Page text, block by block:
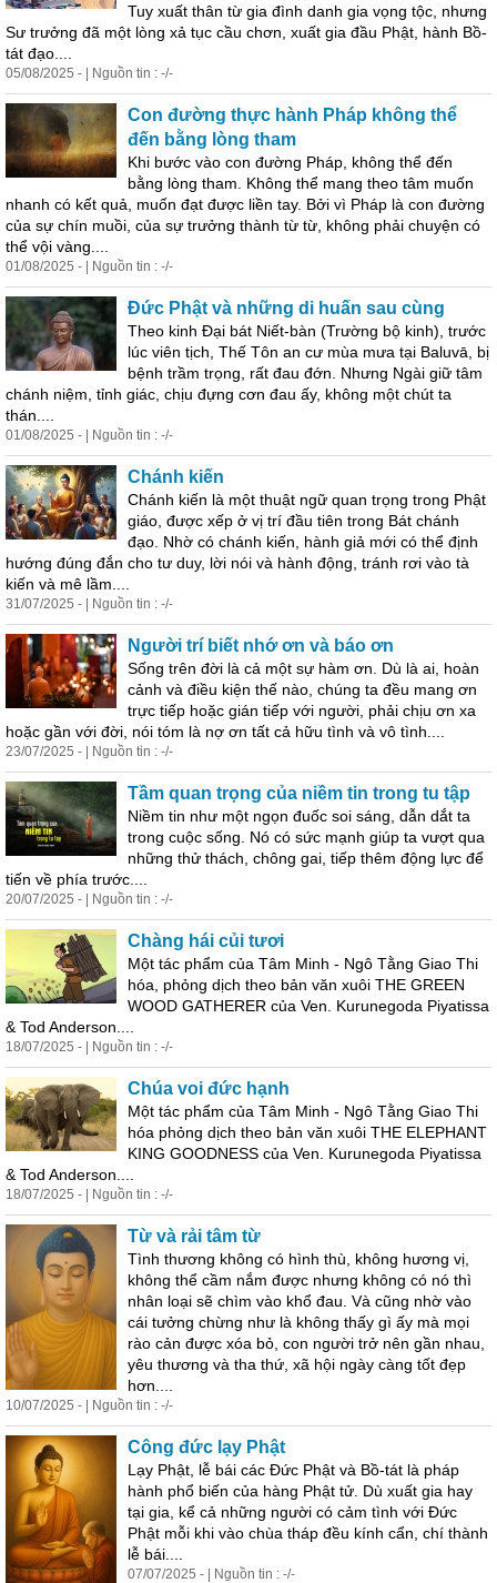
Tuy xuất thân từ gia đình danh gia vọng tộc, nhưng
Sư trưởng đã một lòng xả tục cầu chơn, xuất gia đầu Phật, hành Bồ-
tát đạo....
05/08/2025 - | Nguồn tin : -/-
Con đường thực hành Pháp không thể
đến bằng lòng tham
Khi bước vào con đường Pháp, không thể đến
bằng lòng tham. Không thể mang theo tâm muốn
nhanh có kết quả, muốn đạt được liền tay. Bởi vì Pháp là con đường
của sự chín muồi, của sự trưởng thành từ từ, không phải chuyện có
thể vội vàng....
01/08/2025 - | Nguồn tin : -/-
Đức Phật và những di huấn sau cùng
Theo kinh Đại bát Niết-bàn (Trường bộ kinh), trước
lúc viên tịch, Thế Tôn an cư mùa mưa tại Baluvā, bị
bệnh trầm trọng, rất đau đớn. Nhưng Ngài giữ tâm
chánh niệm, tỉnh giác, chịu đựng cơn đau ấy, không một chút ta
thán....
01/08/2025 - | Nguồn tin : -/-
Chánh kiến
Chánh kiến là một thuật ngữ quan trọng trong Phật
giáo, được xếp ở vị trí đầu tiên trong Bát chánh
đạo. Nhờ có chánh kiến, hành giả mới có thể định
hướng đúng đắn cho tư duy, lời nói và hành động, tránh rơi vào tà
kiến và mê lầm....
31/07/2025 - | Nguồn tin : -/-
Người trí biết nhớ ơn và báo ơn
Sống trên đời là cả một sự hàm ơn. Dù là ai, hoàn
cảnh và điều kiện thế nào, chúng ta đều mang ơn
trực tiếp hoặc gián tiếp với người, phải chịu ơn xa
hoặc gần với đời, nói tóm là nợ ơn tất cả hữu tình và vô tình....
23/07/2025 - | Nguồn tin : -/-
Tầm quan trọng của niềm tin trong tu tập
Niềm tin như một ngọn đuốc soi sáng, dẫn dắt ta
trong cuộc sống. Nó có sức mạnh giúp ta vượt qua
những thử thách, chông gai, tiếp thêm động lực để
tiến về phía trước....
20/07/2025 - | Nguồn tin : -/-
Chàng hái củi tươi
Một tác phẩm của Tâm Minh - Ngô Tằng Giao Thi
hóa, phỏng dịch theo bản văn xuôi THE GREEN
WOOD GATHERER của Ven. Kurunegoda Piyatissa
& Tod Anderson....
18/07/2025 - | Nguồn tin : -/-
Chúa voi đức hạnh
Một tác phẩm của Tâm Minh - Ngô Tằng Giao Thi
hóa phỏng dịch theo bản văn xuôi THE ELEPHANT
KING GOODNESS của Ven. Kurunegoda Piyatissa
& Tod Anderson....
18/07/2025 - | Nguồn tin : -/-
Từ và rải tâm từ
Tình thương không có hình thù, không hương vị,
không thể cầm nắm được nhưng không có nó thì
nhân loại sẽ chìm vào khổ đau. Và cũng nhờ vào
cái tưởng chừng như là không thấy gì ấy mà mọi
rào cản được xóa bỏ, con người trở nên gần nhau,
yêu thương và tha thứ, xã hội ngày càng tốt đẹp
hơn....
10/07/2025 - | Nguồn tin : -/-
Công đức lạy Phật
Lạy Phật, lễ bái các Đức Phật và Bồ-tát là pháp
hành phổ biến của hàng Phật tử . Dù xuất gia hay
tại gia, kể cả những người có cảm tình với Đức
Phật mỗi khi vào chùa tháp đều kính cẩn, chí thành
lễ bái....
07/07/2025 - | Nguồn tin : -/-